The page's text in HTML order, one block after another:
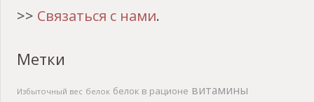
>> Связаться с нами.
Метки
Избыточный вес белок белок в рационе витамины